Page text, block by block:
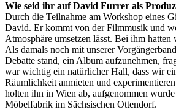
Wie seid ihr auf David Furrer als
Durch die Teilnahme am Workshop eines
David. Er kommt von der Filmmusik und
Atmosphäre umsetzen lässt. Bei ihm
Als damals noch mit unserer
Debatte stand, ein Album aufzunehmen,
war wichtig ein natürlicher Hall, dass wir
Räumlichkeit anmieten und
holten ihn in Wien ab, aufgenommen
Möbelfabrik im Sächsischen Ottendorf.